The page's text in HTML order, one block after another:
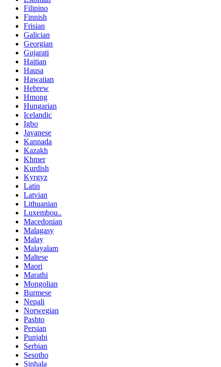
Filipino
Finnish
Frisian
Galician
Georgian
Gujarati
Haitian
Hausa
Hawaiian
Hebrew
Hmong
Hungarian
Icelandic
Igbo
Javanese
Kannada
Kazakh
Khmer
Kurdish
Kyrgyz
Latin
Latvian
Lithuanian
Luxembou..
Macedonian
Malagasy
Malay
Malayalam
Maltese
Maori
Marathi
Mongolian
Burmese
Nepali
Norwegian
Pashto
Persian
Punjabi
Serbian
Sesotho
Sinhala